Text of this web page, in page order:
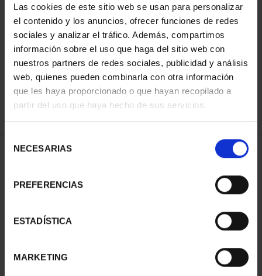
Las cookies de este sitio web se usan para personalizar
el contenido y los anuncios, ofrecer funciones de redes
sociales y analizar el tráfico. Además, compartimos
información sobre el uso que haga del sitio web con
nuestros partners de redes sociales, publicidad y análisis
web, quienes pueden combinarla con otra información
que les haya proporcionado o que hayan recopilado a
partir del uso que haya hecho de sus servicios.
NECESARIAS
PREFERENCIAS
ESTADÍSTICA
MARKETING
ORDENAR POR:
REFINAR
1 Productos encontrados